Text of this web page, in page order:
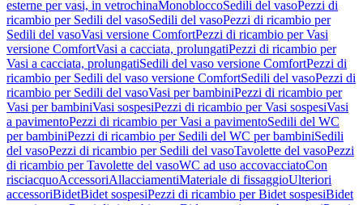
esterne per vasi, in vetrochinaMonobloccoSedili del vasoPezzi di
ricambio per Sedili del vasoSedili del vasoPezzi di ricambio per
Sedili del vasoVasi versione ComfortPezzi di ricambio per Vasi
versione ComfortVasi a cacciata, prolungatiPezzi di ricambio per
Vasi a cacciata, prolungatiSedili del vaso versione ComfortPezzi di
ricambio per Sedili del vaso versione ComfortSedili del vasoPezzi di
ricambio per Sedili del vasoVasi per bambiniPezzi di ricambio per
Vasi per bambiniVasi sospesiPezzi di ricambio per Vasi sospesiVasi
a pavimentoPezzi di ricambio per Vasi a pavimentoSedili del WC
per bambiniPezzi di ricambio per Sedili del WC per bambiniSedili
del vasoPezzi di ricambio per Sedili del vasoTavolette del vasoPezzi
di ricambio per Tavolette del vasoWC ad uso accovacciatoCon
risciacquoAccessoriAllacciamentiMateriale di fissaggioUlteriori
accessoriBidetBidet sospesiPezzi di ricambio per Bidet sospesiBidet